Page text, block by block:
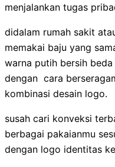
menjalankan tugas
didalam rumah sakit
memakai baju yang
warna putih bersih
dengan cara
kombinasi desain logo.
susah cari konveksi
berbagai pakaianmu
dengan logo identitas